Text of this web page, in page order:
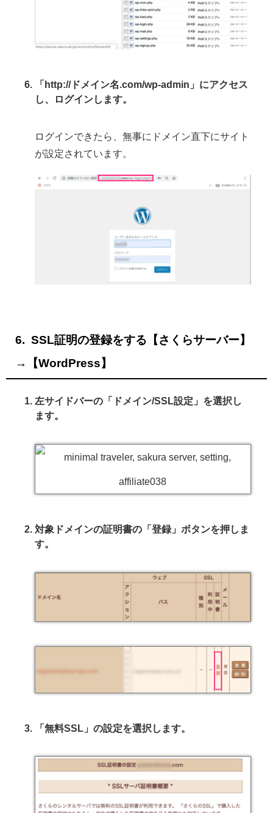
「http://ドメイン名.com/wp-admin」にアクセス
し、ログインします。
ログインできたら、無事にドメイン直下にサイト
が設定されています。
SSL証明の登録をする【さくらサーバー】
→【WordPress】
左サイドバーの「ドメイン/SSL設定」を選択し
ます。
対象ドメインの証明書の「登録」ボタンを押しま
す。
「無料SSL」の設定を選択します。